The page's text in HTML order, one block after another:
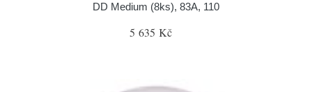
DD Medium (8ks), 83A, 110
5 635 Kč